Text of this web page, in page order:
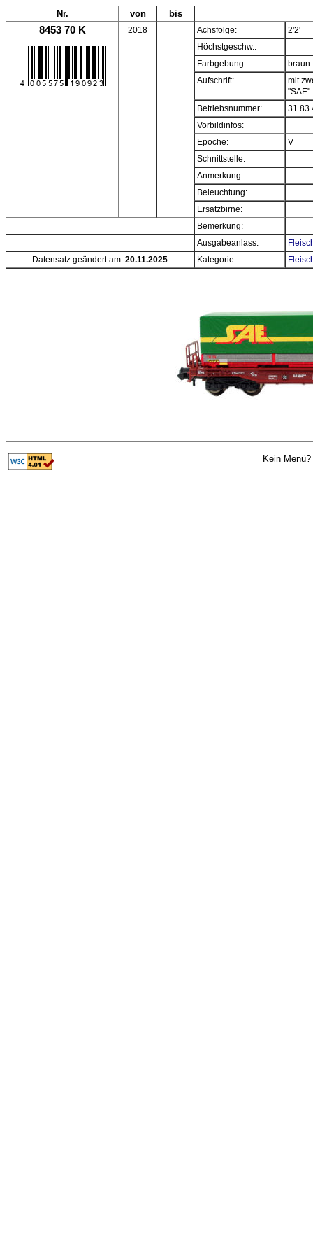
Nr. von bis
8453 70 K 2018 Achsfolge:
2'2'
Höchstgeschw.:
Farbgebung:
braun
Aufschrift:
mit
"SAE"
Betriebsnummer:
31 83
Vorbildinfos:
Epoche:
V
Schnittstelle:
Anmerkung:
Beleuchtung:
Ersatzbirne:
Bemerkung:
Ausgabeanlass:
Datensatz geändert am: 20.11.2025 Kategorie:
Kein